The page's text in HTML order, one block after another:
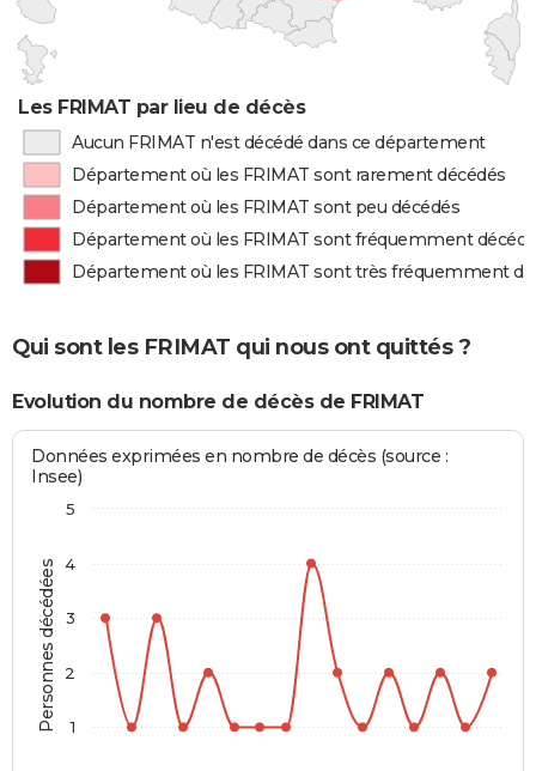
Les FRIMAT par lieu de décès
Aucun FRIMAT n'est décédé dans ce département
Département où les FRIMAT sont rarement décédés
Département où les FRIMAT sont peu décédés
Département où les FRIMAT sont fréquemment
Département où les FRIMAT sont très fréquemment
Qui sont les FRIMAT qui nous ont quittés ?
Evolution du nombre de décès de FRIMAT
Personnes décédées
Données exprimées en nombre de décès (source :
Insee)
1
2
3
4
5